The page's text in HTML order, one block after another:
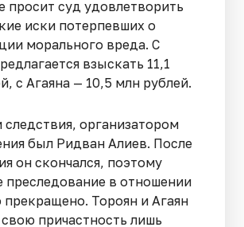
просит суд удовлетворить
иски потерпевших о
морального вреда. С
взыскать 11,1
с Агаяна — 10,5 млн рублей.
следствия, организатором
был Ридван Алиев. После
он скончался, поэтому
преследование в отношении
прекращено. Тороян и Агаян
причастность лишь